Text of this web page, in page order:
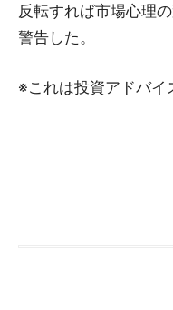
反転すれば市場心理
警告した。
※これは投資アドバイ